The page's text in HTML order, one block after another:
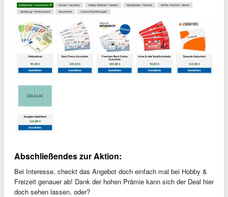
Abschließendes zur Aktion:
Bei Interesse, checkt das Angebot doch einfach mal bei Hobby &
Freizeit genauer ab! Dank der hohen Prämie kann sich der Deal hier
doch sehen lassen, oder?